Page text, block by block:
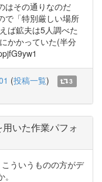
はその通りなのだ
で「特別厳しい場所
ば鉱夫は5人調べた
かかっていた(半分
(投稿一覧)
3
いた作業パフォ
ういうものの方がデ